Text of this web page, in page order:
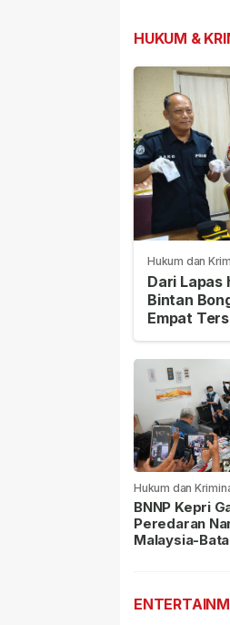
HUKUM &
Hukum dan
Dari Lapas
Bintan
Empat
Hukum dan
BNNP Kepri
Peredaran
Malaysia-